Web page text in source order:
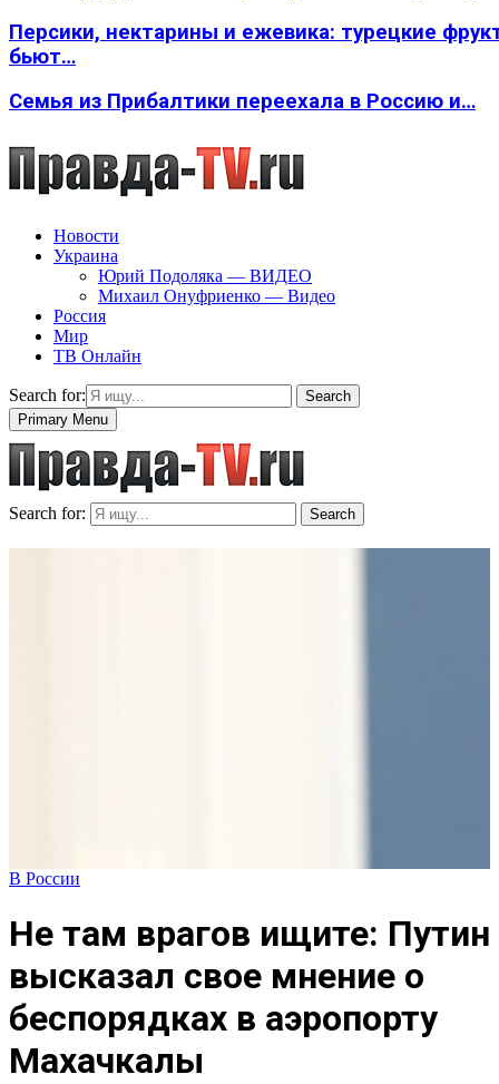
Персики, нектарины и ежевика: турецкие
бьют…
Семья из Прибалтики переехала в Россию и…
Новости
Украина
Юрий Подоляка — ВИДЕО
Михаил Онуфриенко — Видео
Россия
Мир
ТВ Онлайн
Search for:
Search
Primary Menu
Search for: Search
В России
Не там врагов ищите: Путин
высказал свое мнение о
беспорядках в аэропорту
Махачкалы